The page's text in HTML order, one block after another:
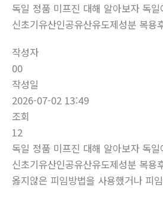
독일 정품 미프진 대해 알아보자 독
신초기유산인공유산유도제성분 복용
작성자
00
작성일
2026-07-02 13:49
조회
12
독일 정품 미프진 대해 알아보자 독
신초기유산인공유산유도제성분 복용
옳지않은 피임방법을 사용했거나 피